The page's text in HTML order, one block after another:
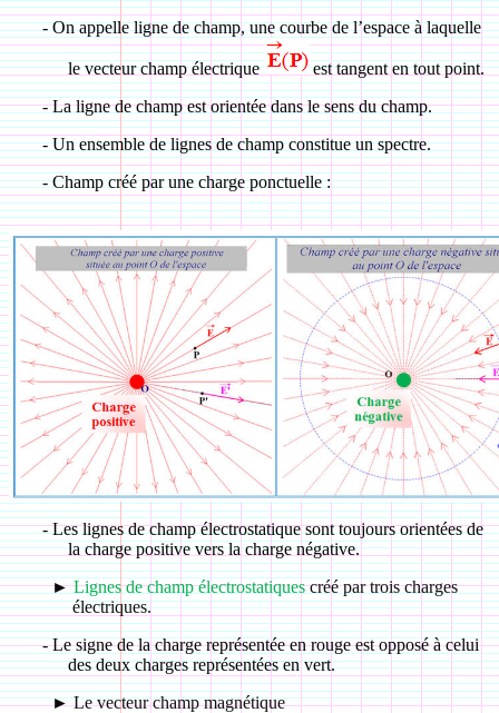
- On appelle ligne de champ, une courbe de l’espace à laquelle
le vecteur champ électrique
est tangent en tout point.
- La ligne de champ est orientée dans le sens du champ.
- Un ensemble de lignes de champ constitue un spectre.
- Champ créé par une charge ponctuelle :
- Les lignes de champ électrostatique sont toujours orientées de
la charge positive vers la charge négative.
► Lignes de champ électrostatiquescréé par trois charges
électriques.
- Le signe de la charge représentée en rouge est opposé à celui
des deux charges représentées en vert.
► Le vecteur champ magnétique